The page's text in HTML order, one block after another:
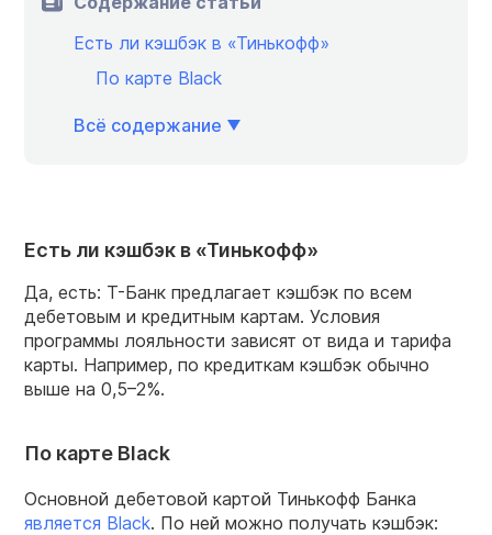
Есть ли кэшбэк в «Тинькофф»
По карте Black
Всё содержание
Есть ли кэшбэк в «Тинькофф»
Да, есть: Т-Банк предлагает кэшбэк по всем
дебетовым и кредитным картам. Условия
программы лояльности зависят от вида и тарифа
карты. Например, по кредиткам кэшбэк обычно
выше на 0,5–2%.
По карте Black
Основной дебетовой картой Тинькофф Банка
является Black. По ней можно получать кэшбэк: